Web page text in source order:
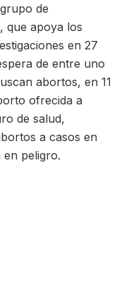
de
que apoya los
en 27
de entre uno
abortos, en 11
ofrecida a
de salud,
a casos en
en peligro.